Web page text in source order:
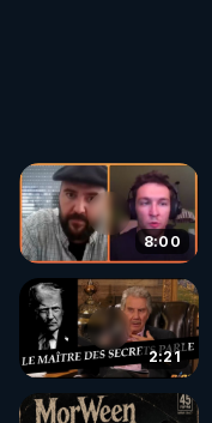
8:00
2:21